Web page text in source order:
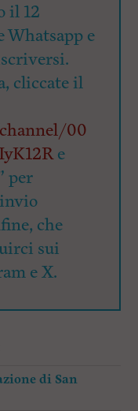
il 12
Whatsapp e
cliccate il
00
e
per
che
sui
e X.
di San